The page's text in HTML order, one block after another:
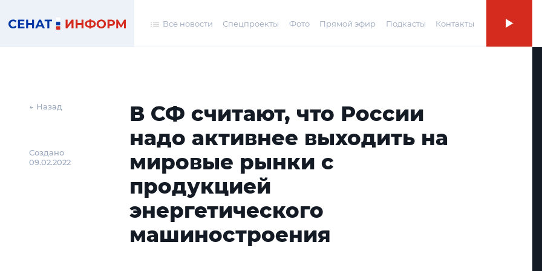
Все новости Спецпроекты Фото Прямой эфир Подкасты Контакты
← Назад
Создано
09.02.2022
В СФ считают, что России
надо активнее выходить на
мировые рынки с
продукцией
энергетического
машиностроения